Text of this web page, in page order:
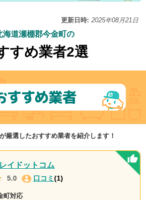
更新日時: 2025年08月21日
海道瀬棚郡今金町の
すめ業者2選
厳選したおすすめ業者を紹介します！
イドットコム
5.0 口コミ (1)
町対応